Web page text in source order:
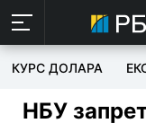
КУРС ДОЛАРА
НБУ